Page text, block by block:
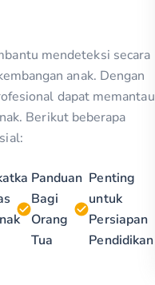
mendeteksi secara
anak. Dengan
dapat memantau
Berikut beberapa
Panduan
Bagi
Orang
Tua
Penting
untuk
Persiapan
Pendidikan